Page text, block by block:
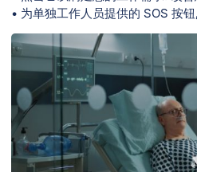
• 为单独工作人员提供的 SOS 按